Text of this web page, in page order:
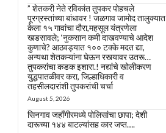
” शेतकरी नेते रविकांत तुपकर पोहचले
पूरग्रस्तांच्या बांधावर ! जळगाव जामोद तालुक्यात
केला १५ गावांचा दौरा,महसूल यंत्रणेला
खडसावले; ‘नुकसान कमी दाखवण्याचे आदेश
कुणाचे? आठवड्यात १०० टक्के मदत द्या,
अन्यथा शेतकऱ्यांना घेऊन रस्त्यावर उतरू…
तुपकरांचा कडक इशारा.! नद्यांचे खोलीकरण
युद्धपातळीवर करा, जिल्हाधिकारी व
तहसीलदारांशी तुपकरांची चर्चा
August 5, 2026
सिनगाव जहाँगीरमध्ये पोलिसांचा छापा; देशी
दारूच्या १४४ बाटल्यांसह कार जप्त….